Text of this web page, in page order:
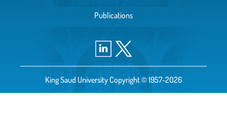
Publications
King Saud University Copyright © 1957-2026